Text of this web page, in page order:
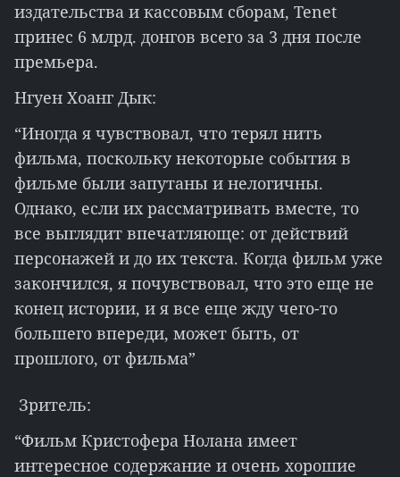
издательства и кассовым сборам, Tenet
принес 6 млрд. донгов всего за 3 дня после
премьера.
Нгуен Хоанг Дык:
“Иногда я чувствовал, что терял нить
фильма, поскольку некоторые события в
фильме были запутаны и нелогичны.
Однако, если их рассматривать вместе, то
все выглядит впечатляюще: от действий
персонажей и до их текста. Когда фильм уже
закончился, я почувствовал, что это еще не
конец истории, и я все еще жду чего-то
большего впереди, может быть, от
прошлого, от фильма”
Зритель:
“Фильм Кристофера Нолана имеет
интересное содержание и очень хорошие